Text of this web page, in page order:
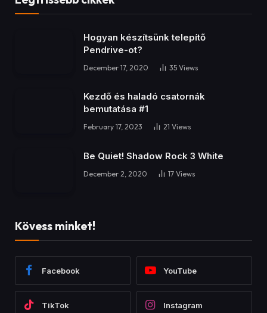
Hogyan készítsünk telepítő
Pendrive-ot?
December 17, 2020 35 Views
Kezdő és haladó csatornák
bemutatása #1
February 17, 2023 21 Views
Be Quiet! Shadow Rock 3 White
December 2, 2020 17 Views
Kövess minket!
Facebook YouTube
TikTok Instagram